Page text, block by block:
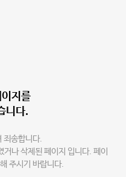
지를
니다.
죄송합니다.
나 삭제된 페이지 입니다. 페이
주시기 바랍니다.